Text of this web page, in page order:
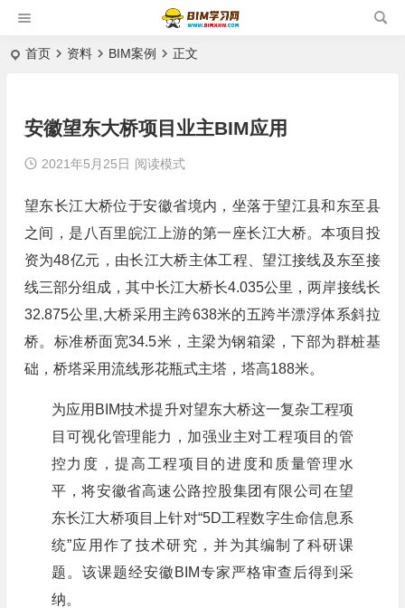
首页 资料 BIM案例 正文
安徽望东大桥项目业主BIM应用
2021年5月25日 阅读模式
望东长江大桥位于安徽省境内，坐落于望江县和东至县
之间，是八百里皖江上游的第一座长江大桥。本项目投
资为48亿元，由长江大桥主体工程、望江接线及东至接
线三部分组成，其中长江大桥长4.035公里，两岸接线长
32.875公里,大桥采用主跨638米的五跨半漂浮体系斜拉
桥。标准桥面宽34.5米，主梁为钢箱梁，下部为群桩基
础，桥塔采用流线形花瓶式主塔，塔高188米。
为应用BIM技术提升对望东大桥这一复杂工程项
目可视化管理能力，加强业主对工程项目的管
控力度，提高工程项目的进度和质量管理水
平，将安徽省高速公路控股集团有限公司在望
东长江大桥项目上针对“5D工程数字生命信息系
统”应用作了技术研究，并为其编制了科研课
题。该课题经安徽BIM专家严格审查后得到采
纳。